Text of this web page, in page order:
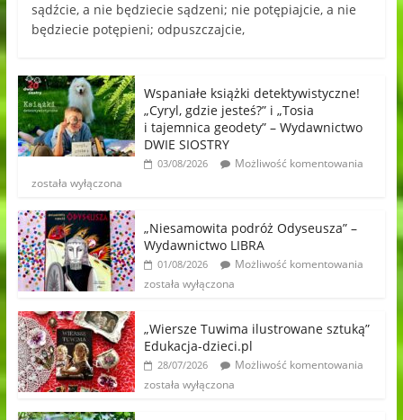
sądźcie, a nie będziecie sądzeni; nie potępiajcie, a nie
będziecie potępieni; odpuszczajcie,
Wspaniałe książki detektywistyczne!
„Cyryl, gdzie jesteś?” i „Tosia
i tajemnica geodety” – Wydawnictwo
DWIE SIOSTRY
03/08/2026
Możliwość komentowania
została wyłączona
„Niesamowita podróż Odyseusza” –
Wydawnictwo LIBRA
01/08/2026
Możliwość komentowania
została wyłączona
„Wiersze Tuwima ilustrowane sztuką”
Edukacja-dzieci.pl
28/07/2026
Możliwość komentowania
została wyłączona